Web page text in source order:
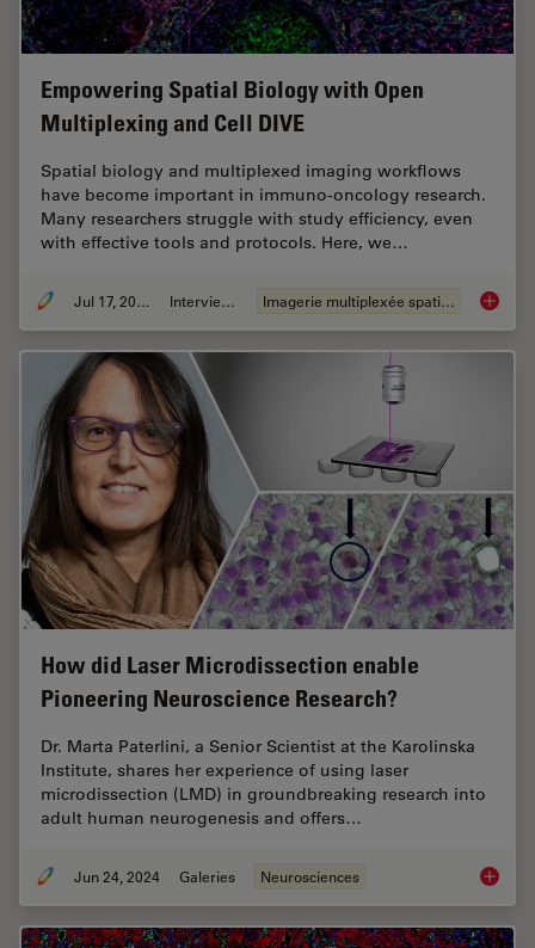
Empowering Spatial Biology with Open
Multiplexing and Cell DIVE
Spatial biology and multiplexed imaging workflows
have become important in immuno-oncology research.
Many researchers struggle with study efficiency, even
with effective tools and protocols. Here, we…
Jul 17, 2024 Interviews Imagerie multiplexée spatiale
How did Laser Microdissection enable
Pioneering Neuroscience Research?
Dr. Marta Paterlini, a Senior Scientist at the Karolinska
Institute, shares her experience of using laser
microdissection (LMD) in groundbreaking research into
adult human neurogenesis and offers…
Jun 24, 2024 Galeries Neurosciences How